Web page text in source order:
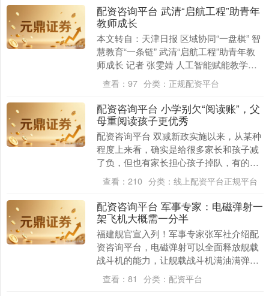
配资咨询平台 武清“启航工程”助青年
教师成长
本文转自：天津日报 区域协同“一盘棋” 智
慧教育“一条链” 武清“启航工程”助青年教
师成长 记者 张雯婧 人工智能赋能教学变
革，“通武廊”教育协同发展迈出实质性....
查看： 97 分类： 正规配资平台
配资咨询平台 小学别欠“阅读账”，父
母重阅读孩子更优秀
配资咨询平台 双减新政实施以来，从某种
程度上来看，确实是给很多家长和孩子减
了负，但也有家长担心孩子掉队，有的让
孩子多刷题，有的给孩子多报班。 这些家
长以为让孩子....
查看： 210 分类： 线上配资平台正规平台
配资咨询平台 军事专家：电磁弹射一
架飞机大概需一分半
福建舰官宣入列！军事专家张军社介绍配
资咨询平台，电磁弹射可以全面释放舰载
战斗机的能力，让舰载战斗机满油满弹起
飞，航程更远、火力更强。电磁弹射系统
弹射一架飞机大概....
查看： 81 分类： 配资平台